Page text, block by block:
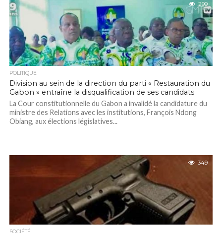
299
POLITIQUE
Division au sein de la direction du parti « Restauration du
Gabon » entraîne la disqualification de ses candidats
La Cour constitutionnelle du Gabon a invalidé la candidature du
ministre des Relations avec les institutions, François Ndong
Obiang, aux élections législatives...
349